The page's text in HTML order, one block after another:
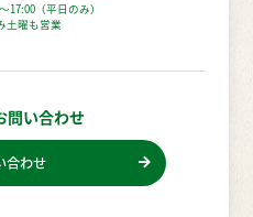
17:00（平日のみ）
土曜も営業
問い合わせ
合わせ